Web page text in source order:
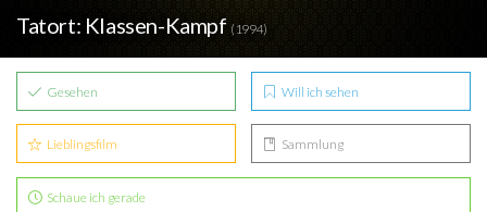
Tatort: Klassen-Kampf (1994)
Gesehen Will ich sehen
Lieblingsfilm Sammlung
Schaue ich gerade